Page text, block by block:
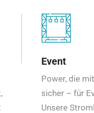
Event
Power, die
sicher – für
Unsere